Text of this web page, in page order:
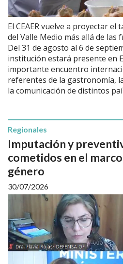
El CEAER vuelve a proyectar
del Valle Medio más allá de las
Del 31 de agosto al 6 de
institución estará presente en
importante encuentro
referentes de la gastronomía,
la comunicación de distintos
Imputación y
cometidos en el
género
Regionales
30/07/2026